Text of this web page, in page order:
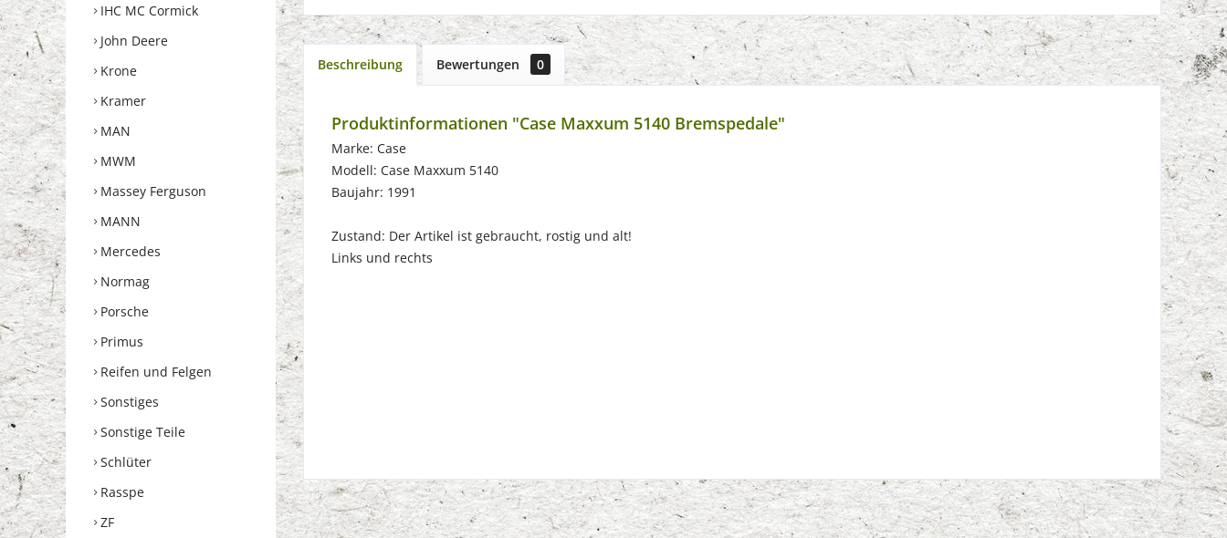
IHC MC Cormick
John Deere
Krone
Kramer
MAN
MWM
Massey Ferguson
MANN
Mercedes
Normag
Porsche
Primus
Reifen und Felgen
Sonstiges
Sonstige Teile
Schlüter
Rasspe
ZF
Beschreibung Bewertungen 0
Produktinformationen "Case Maxxum 5140 Bremspedale"
Marke: Case
Modell: Case Maxxum 5140
Baujahr: 1991
Zustand: Der Artikel ist gebraucht, rostig und alt!
Links und rechts